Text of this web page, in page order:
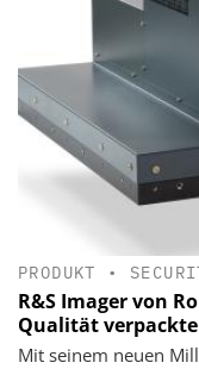
PRODUKT •
R&S Imager von
Qualität
Mit seinem neuen